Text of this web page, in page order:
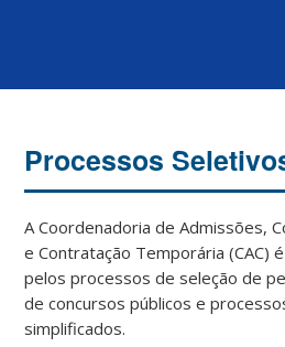
Processos
A Coordenadoria de Admissões,
e Contratação Temporária (CAC)
pelos processos de seleção de
de concursos públicos e
simplificados.